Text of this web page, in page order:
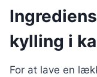
kylling i
For at lave en